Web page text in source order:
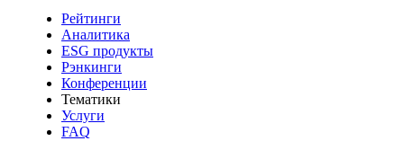
Рейтинги
Аналитика
ESG продукты
Рэнкинги
Конференции
Тематики
Услуги
FAQ